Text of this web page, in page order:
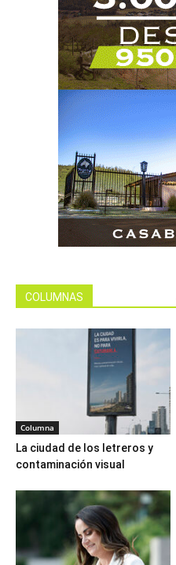
COLUMNAS
Columna
La ciudad de los letreros y
contaminación visual